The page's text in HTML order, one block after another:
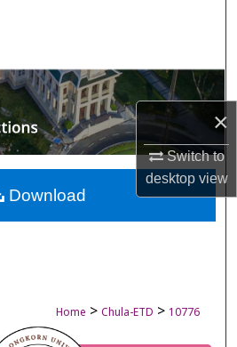
×
Switch to
desktopview
Collections
Account
About
Network™
Home > Chula-ETD > 10776
Download